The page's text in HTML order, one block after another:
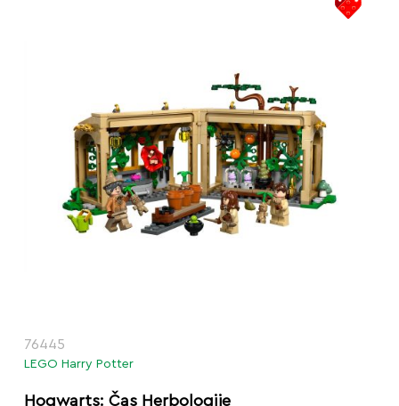
76445
LEGO Harry Potter
Hogwarts: Čas Herbologije